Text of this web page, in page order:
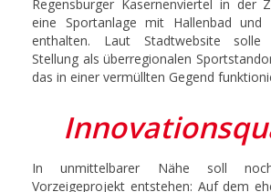
Regensburger Kasernenviertel in der
eine Sportanlage mit Hallenbad und
enthalten. Laut Stadtwebsite solle
Stellung als überregionalen
das in einer vermüllten Gegend
In unmittelbarer Nähe soll
Vorzeigeprojekt entstehen: Auf dem